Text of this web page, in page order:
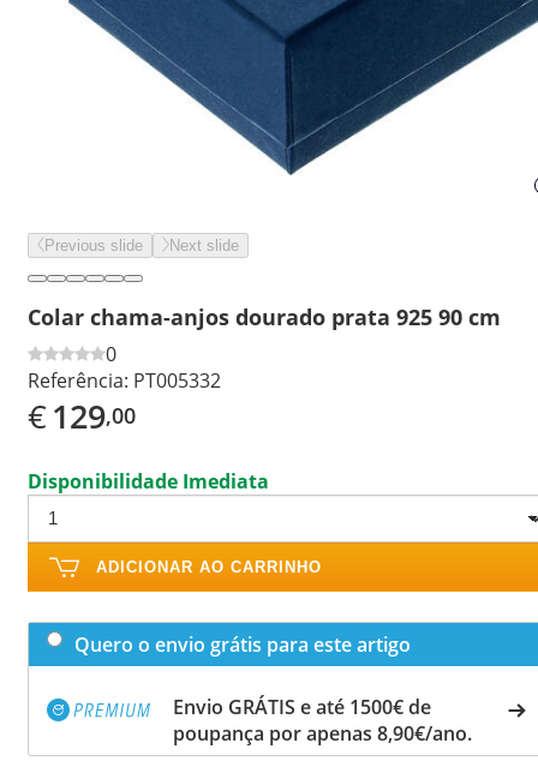
Previous slide Next slide
Colar chama-anjos dourado prata 925 90 cm
0
Referência: PT005332
€129,00
Disponibilidade Imediata
ADICIONAR AO CARRINHO
Quero o envio grátis para este artigo
Envio GRÁTIS e até 1500€ de
poupança por apenas 8,90€/ano.